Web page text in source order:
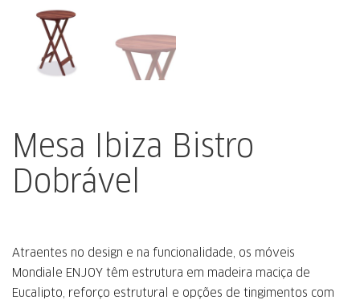
Mesa Ibiza Bistro
Dobrável
Atraentes no design e na funcionalidade, os móveis
Mondiale ENJOY têm estrutura em madeira maciça de
Eucalipto, reforço estrutural e opções de tingimentos com